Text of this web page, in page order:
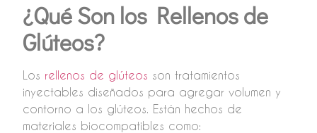
¿Qué Son los Rellenos de
Glúteos?
Los rellenos de glúteos son tratamientos
inyectables diseñados para agregar volumen y
contorno a los glúteos. Están hechos de
materiales biocompatibles como: